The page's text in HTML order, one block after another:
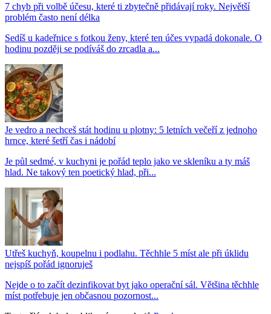
7 chyb při volbě účesu, které ti zbytečně přidávají roky. Největší
problém často není délka
Sedíš u kadeřnice s fotkou ženy, které ten účes vypadá dokonale. O
hodinu později se podíváš do zrcadla a...
Je vedro a nechceš stát hodinu u plotny: 5 letních večeří z jednoho
hrnce, které šetří čas i nádobí
Je půl sedmé, v kuchyni je pořád teplo jako ve skleníku a ty máš
hlad. Ne takový ten poetický hlad, při...
Utřeš kuchyň, koupelnu i podlahu. Těchhle 5 míst ale při úklidu
nejspíš pořád ignoruješ
Nejde o to začít dezinfikovat byt jako operační sál. Většina těchhle
míst potřebuje jen občasnou pozornost...